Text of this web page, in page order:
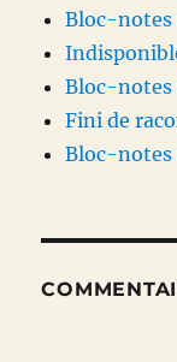
Bloc-notes
Bloc-notes
Fini de
Bloc-notes